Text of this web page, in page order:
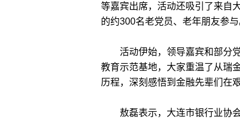
等嘉宾出席，活动还吸引了来自
的约300名老党员、老年朋友参与
活动伊始，领导嘉宾和部分党
教育示范基地，大家重温了从瑞
历程，深刻感悟到金融先辈们在
敖磊表示，大连市银行业协会